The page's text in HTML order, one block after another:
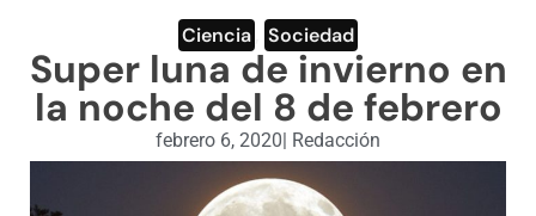
ENGLISH SECTION
VIDEOS
Ciencia Sociedad
Super luna de invierno en
la noche del 8 de febrero
febrero 6, 2020| Redacción